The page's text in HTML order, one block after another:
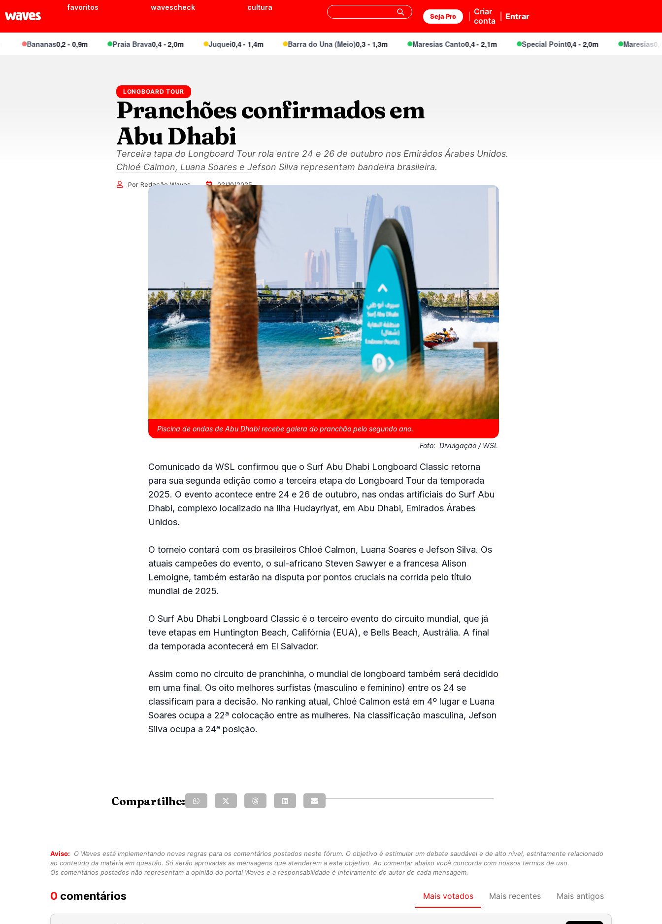
favoritos wavescheck cultura
Seja Pro
Criar
conta
Entrar
Bananas0,2 - 0,9m Praia Brava0,4 - 2,0m Juquei0,4 - 1,4m Barra do Una (Meio)0,3 - 1,3m Maresias Canto0,4 - 2,1m Special Point0,4 - 2,0m Maresias0,4 -
LONGBOARD TOUR
Pranchões confirmados em
Abu Dhabi
Terceira tapa do Longboard Tour rola entre 24 e 26 de outubro nos Emirádos Árabes Unidos.
Chloé Calmon, Luana Soares e Jefson Silva representam bandeira brasileira.
Por Redação Waves 02/10/2025
Piscina de ondas de Abu Dhabi recebe galera do pranchão pelo segundo ano.
Foto: Divulgação / WSL
Comunicado da WSL confirmou que o Surf Abu Dhabi Longboard Classic retorna
para sua segunda edição como a terceira etapa do Longboard Tour da temporada
2025. O evento acontece entre 24 e 26 de outubro, nas ondas artificiais do Surf Abu
Dhabi, complexo localizado na Ilha Hudayriyat, em Abu Dhabi, Emirados Árabes
Unidos.
O torneio contará com os brasileiros Chloé Calmon, Luana Soares e Jefson Silva. Os
atuais campeões do evento, o sul-africano Steven Sawyer e a francesa Alison
Lemoigne, também estarão na disputa por pontos cruciais na corrida pelo título
mundial de 2025.
O Surf Abu Dhabi Longboard Classic é o terceiro evento do circuito mundial, que já
teve etapas em Huntington Beach, Califórnia (EUA), e Bells Beach, Austrália. A final
da temporada acontecerá em El Salvador.
Assim como no circuito de pranchinha, o mundial de longboard também será decidido
em uma final. Os oito melhores surfistas (masculino e feminino) entre os 24 se
classificam para a decisão. No ranking atual, Chloé Calmon está em 4º lugar e Luana
Soares ocupa a 22ª colocação entre as mulheres. Na classificação masculina, Jefson
Silva ocupa a 24ª posição.
Compartilhe:
Aviso:
O Waves está implementando novas regras para os comentários postados neste fórum. O objetivo é estimular um debate saudável e de alto nível, estritamente relacionado
ao conteúdo da matéria em questão. Só serão aprovadas as mensagens que atenderem a este objetivo. Ao comentar abaixo você concorda com nossos termos de uso.
Os comentários postados não representam a opinião do portal Waves e a responsabilidade é inteiramente do autor de cada mensagem.
0 comentários Mais votados Mais recentes Mais antigos